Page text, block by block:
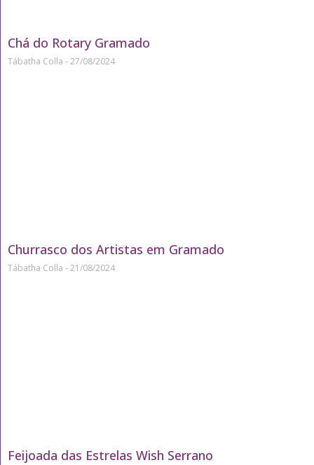
Chá do Rotary Gramado
Tábatha Colla 27/08/2024
Churrasco dos Artistas em Gramado
Tábatha Colla 21/08/2024
Feijoada das Estrelas Wish Serrano